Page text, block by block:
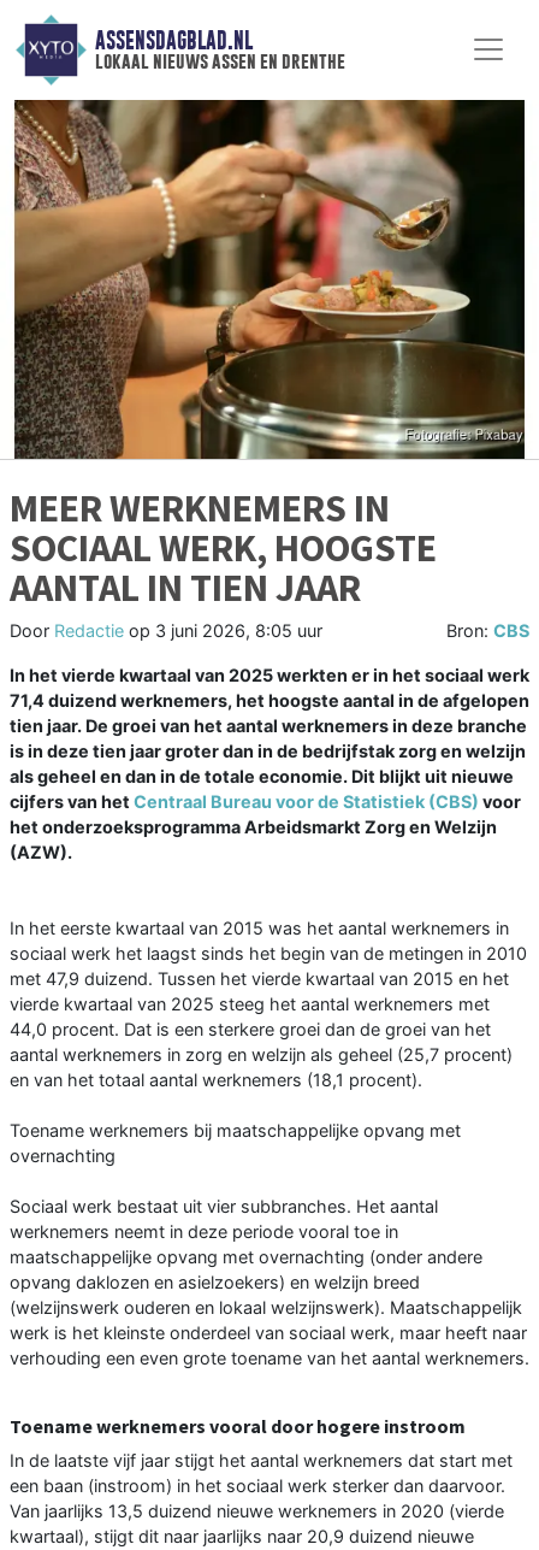
ASSENSDAGBLAD.NL
lokaal nieuws assen en drenthe
MEER WERKNEMERS IN
SOCIAAL WERK, HOOGSTE
AANTAL IN TIEN JAAR
Door Redactie op 3 juni 2026, 8:05 uur Bron: CBS
In het vierde kwartaal van 2025 werkten er in het sociaal werk
71,4 duizend werknemers, het hoogste aantal in de afgelopen
tien jaar. De groei van het aantal werknemers in deze branche
is in deze tien jaar groter dan in de bedrijfstak zorg en welzijn
als geheel en dan in de totale economie. Dit blijkt uit nieuwe
cijfers van het Centraal Bureau voor de Statistiek (CBS) voor
het onderzoeksprogramma Arbeidsmarkt Zorg en Welzijn
(AZW).
In het eerste kwartaal van 2015 was het aantal werknemers in
sociaal werk het laagst sinds het begin van de metingen in 2010
met 47,9 duizend. Tussen het vierde kwartaal van 2015 en het
vierde kwartaal van 2025 steeg het aantal werknemers met
44,0 procent. Dat is een sterkere groei dan de groei van het
aantal werknemers in zorg en welzijn als geheel (25,7 procent)
en van het totaal aantal werknemers (18,1 procent).
Toename werknemers bij maatschappelijke opvang met
overnachting
Sociaal werk bestaat uit vier subbranches. Het aantal
werknemers neemt in deze periode vooral toe in
maatschappelijke opvang met overnachting (onder andere
opvang daklozen en asielzoekers) en welzijn breed
(welzijnswerk ouderen en lokaal welzijnswerk). Maatschappelijk
werk is het kleinste onderdeel van sociaal werk, maar heeft naar
verhouding een even grote toename van het aantal werknemers.
Toename werknemers vooral door hogere instroom
In de laatste vijf jaar stijgt het aantal werknemers dat start met
een baan (instroom) in het sociaal werk sterker dan daarvoor.
Van jaarlijks 13,5 duizend nieuwe werknemers in 2020 (vierde
kwartaal), stijgt dit naar jaarlijks naar 20,9 duizend nieuwe